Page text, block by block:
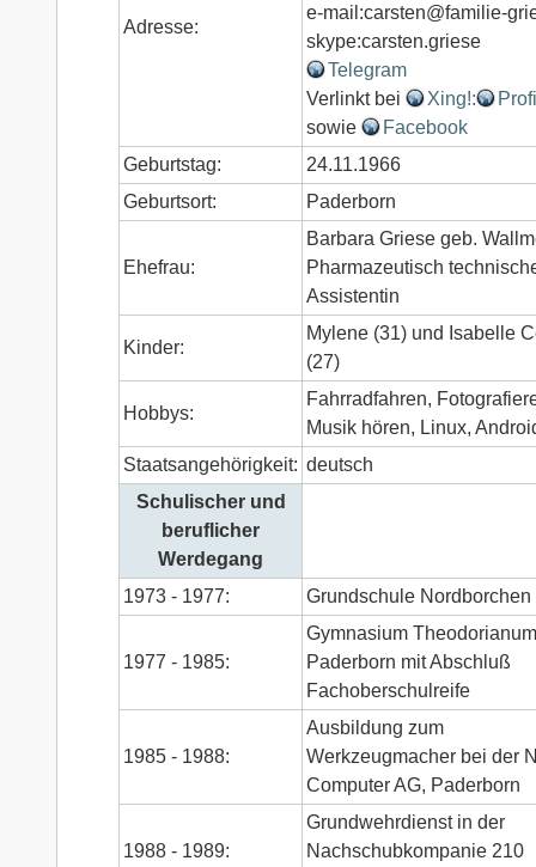
Adresse:
e-mail:carsten@familie-
skype:carsten.griese
Telegram
Verlinkt bei
Xing!:
sowie
Facebook
Geburtstag:
24.11.1966
Geburtsort:
Paderborn
Ehefrau:
Barbara Griese geb.
Pharmazeutisch
Assistentin
Kinder:
Mylene (31) und Isabelle
(27)
Hobbys:
Fahrradfahren,
Musik hören, Linux,
Staatsangehörigkeit: deutsch
Schulischer und
beruflicher
Werdegang
1973 - 1977:
Grundschule Nordborchen
1977 - 1985:
Gymnasium
Paderborn mit Abschluß
Fachoberschulreife
1985 - 1988:
Ausbildung zum
Werkzeugmacher bei der
Computer AG, Paderborn
1988 - 1989:
Grundwehrdienst in der
Nachschubkompanie 210